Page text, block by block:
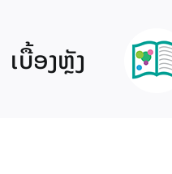
ເບື້ອງຫຼັງ